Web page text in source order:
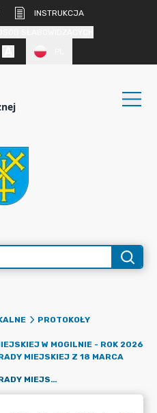
INSTRUKCJA
PROTOKOŁY
W MOGILNIE - ROK 2026
MIEJSKIEJ Z 18 MARCA
PROTOKÓŁ NR XXIV Z SESJI RADY MIEJSKIEJ Z 18 MARCA 2026 R.